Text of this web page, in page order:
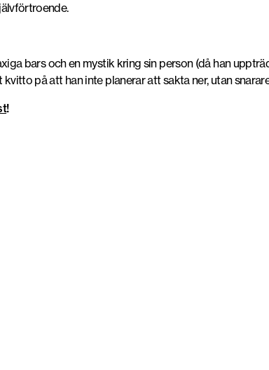
bars och en mystik kring sin person (då han
på att han inte planerar att sakta ner, utan
!